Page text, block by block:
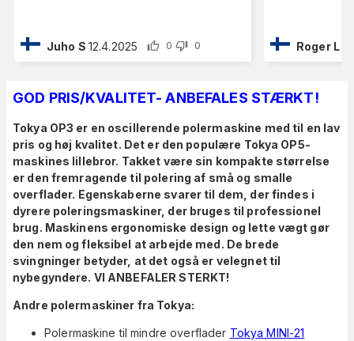
Juho S 12.4.2025 0 0 Roger L
GOD PRIS/KVALITET- ANBEFALES STÆRKT!
Tokya OP3 er en oscillerende polermaskine med til en lav
pris og høj kvalitet. Det er den populære Tokya OP5-
maskines lillebror. Takket være sin kompakte størrelse
er den fremragende til polering af små og smalle
overflader. Egenskaberne svarer til dem, der findes i
dyrere poleringsmaskiner, der bruges til professionel
brug. Maskinens ergonomiske design og lette vægt gør
den nem og fleksibel at arbejde med. De brede
svingninger betyder, at det også er velegnet til
nybegyndere. VI ANBEFALER STERKT!
Andre polermaskiner fra Tokya:
Polermaskine til mindre overflader Tokya MINI-21